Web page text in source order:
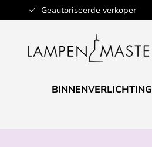
Geautoriseerde verkoper
Ga
naar
inhoud
BINNENVERLICHTING